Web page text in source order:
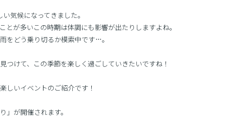
気候になってきました。
とが多いこの時期は体調にも影響が出たりしますよね。
をどう乗り切るか模索中です…。
つけて、この季節を楽しく過ごしていきたいですね！
しいイベントのご紹介です！
」が開催されます。